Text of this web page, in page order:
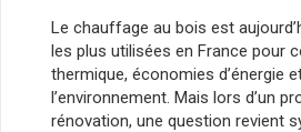
Le chauffage au bois est
les plus utilisées en France pour
thermique, économies d’énergie
l’environnement. Mais lors d’un
rénovation, une question revient